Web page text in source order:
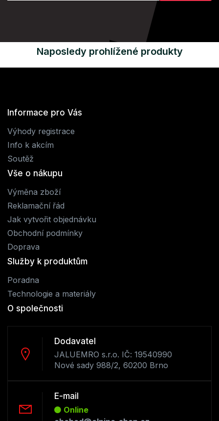
Naposledy prohlížené produkty
Informace pro Vás
Výhody registrace
Info k akcím
Soutěž
Vše o nákupu
Výměna zboží
Reklamační řád
Jak vytvořit objednávku
Obchodní podmínky
Doprava
Služby k produktům
Poradna
Technologie a materiály
O společnosti
Dodavatel
JALUEMRO s.r.o. IČ: 19540990
Nové sady 988/2, 60200 Brno
E-mail
Online